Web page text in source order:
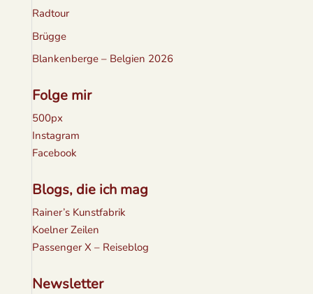
Radtour
Brügge
Blankenberge – Belgien 2026
Folge mir
500px
Instagram
Facebook
Blogs, die ich mag
Rainer’s Kunstfabrik
Koelner Zeilen
Passenger X – Reiseblog
Newsletter